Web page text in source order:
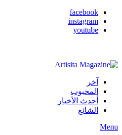
facebook
instagram
youtube
آخر
المحبوب
أحدث الأخبار
الشائع
Menu